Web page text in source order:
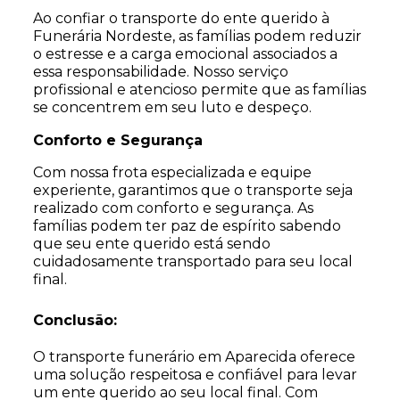
Ao confiar o transporte do ente querido à
Funerária Nordeste, as famílias podem reduzir
o estresse e a carga emocional associados a
essa responsabilidade. Nosso serviço
profissional e atencioso permite que as famílias
se concentrem em seu luto e despeço.
Conforto e Segurança
Com nossa frota especializada e equipe
experiente, garantimos que o transporte seja
realizado com conforto e segurança. As
famílias podem ter paz de espírito sabendo
que seu ente querido está sendo
cuidadosamente transportado para seu local
final.
Conclusão:
O transporte funerário em Aparecida oferece
uma solução respeitosa e confiável para levar
um ente querido ao seu local final. Com